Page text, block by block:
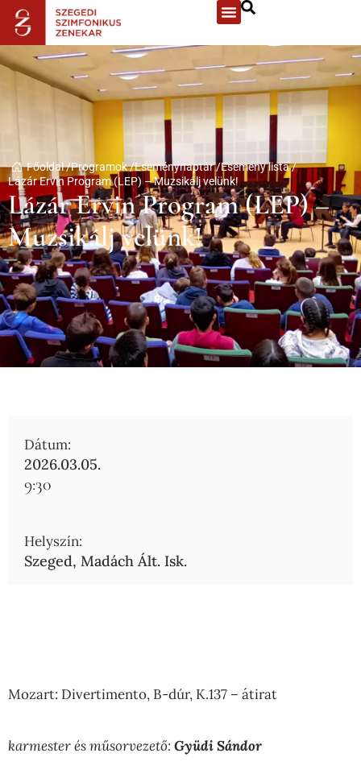
Főoldal /Programok /Eseménynaptár /Esemény lista /
Lázár Ervin Program (LEP) – Muzsikálj velünk!
Lázár Ervin Program (LEP) –
Muzsikálj velünk!
Dátum:
2026.03.05.
9:30
Helyszín:
Szeged, Madách Ált. Isk.
Mozart: Divertimento, B-dúr, K.137 – átirat
karmester és műsorvezető:Gyüdi Sándor